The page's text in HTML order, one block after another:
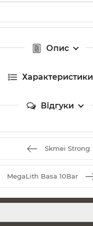
Опис
Характеристики
Відгуки
Skmei Strong
MegaLith Basa 10Bar